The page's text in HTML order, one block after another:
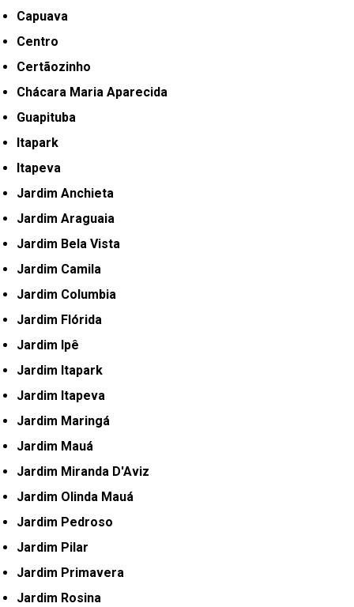
Capuava
Centro
Certãozinho
Chácara Maria Aparecida
Guapituba
Itapark
Itapeva
Jardim Anchieta
Jardim Araguaia
Jardim Bela Vista
Jardim Camila
Jardim Columbia
Jardim Flórida
Jardim Ipê
Jardim Itapark
Jardim Itapeva
Jardim Maringá
Jardim Mauá
Jardim Miranda D'Aviz
Jardim Olinda Mauá
Jardim Pedroso
Jardim Pilar
Jardim Primavera
Jardim Rosina